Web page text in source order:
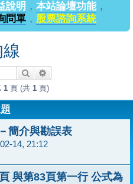
說明 ， 本站論壇功能，
問單， 股票諮詢系統
搜尋
1 頁 (共 1 頁)
簡介與勘誤表
14, 21:12
與第83頁第一行 公式為